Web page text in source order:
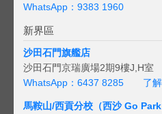
WhatsApp：9383 1960
新界區
沙田石門旗艦店
沙田石門京瑞廣場2期9樓J,H室
WhatsApp：6437 8285
了
馬鞍山/西貢分校（西沙 Go Park